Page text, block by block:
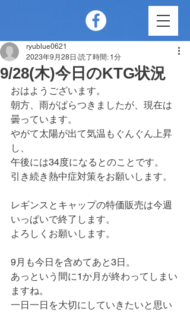
9/28(木)今日のKTG状況
ryublue0621
2023年9月28日 読了時間: 1分
おはようございます。
朝方、雨がぱらつきましたが、現在は
曇っています。
やがて太陽が出て気温もぐんぐん上昇
し、
午後には34度になるとのことです。
引き続き熱中症対策をお願いします。
レギンスとキャップの特価販売は今週
いっぱいで終了します。
よろしくお願いします。
9月も今日を含めてあと3日。
あっという間に1か月が終わってしまい
ますね。
一日一日を大切にしていきたいと思い